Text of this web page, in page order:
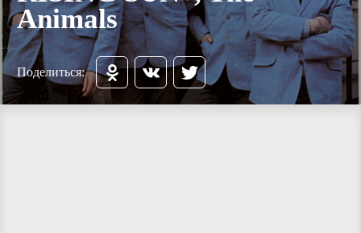
Animals
Поделиться: